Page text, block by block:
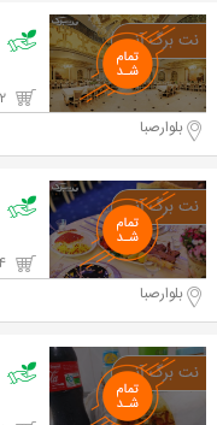
بلوارصبا
بلوارصبا